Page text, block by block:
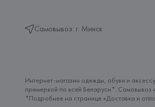
Самовывоз: г. Минск
Интернет-магазин одежды, обуви и
примеркой по всей Беларуси*. Самовывоз
*Подробнее на странице «Доставка и